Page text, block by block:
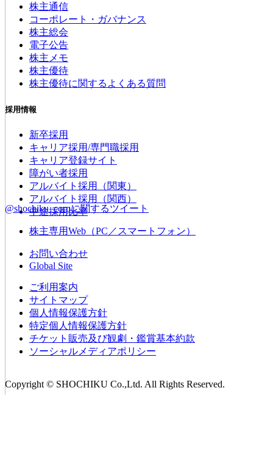
株主通信
コーポレート・ガバナンス
株主総会
電子公告
株主メモ
株主優待
株主優待に関するよくある質問
採用情報
新卒採用
キャリア採用/専門職採用
キャリア登録サイト
障がい者採用
アルバイト採用（関東）
アルバイト採用（関西）
中途採用比率
@shochiku_corpに関するツイート
株主専用Web（PC／スマートフォン）
お問い合わせ
Global Site
ご利用案内
サイトマップ
個人情報保護方針
特定個人情報保護方針
チケット販売及び観劇・鑑賞基本約款
ソーシャルメディアポリシー
Copyright © SHOCHIKU Co.,Ltd. All Rights Reserved.